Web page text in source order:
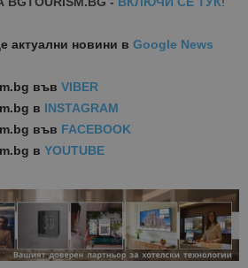
актуални новини в Google News
във VIBER
в INSTAGRAM
във FACEBOOK
в YOUTUBE